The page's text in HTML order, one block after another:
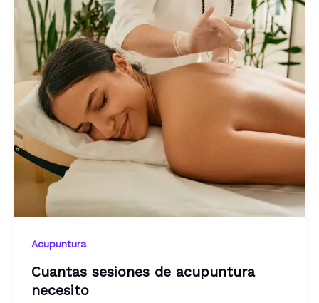
Acupuntura
Cuantas sesiones de acupuntura
necesito